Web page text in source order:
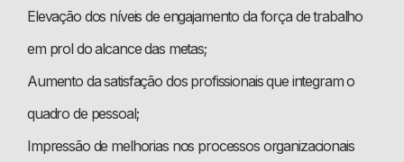
Elevação dos níveis de engajamento da força de trabalho
em prol do alcance das metas;
Aumento da satisfação dos profissionais que integram o
quadro de pessoal;
Impressão de melhorias nos processos organizacionais